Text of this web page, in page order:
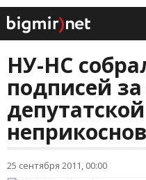
НУ-НС
подписей
депутатской
25 сентября 2011, 00:00